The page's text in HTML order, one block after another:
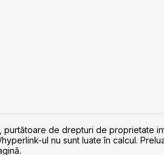
de drepturi de proprietate
ul nu sunt luate în calcul.